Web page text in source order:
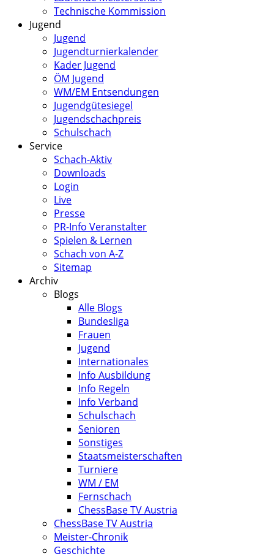
Technische Kommission
Jugend
Jugend
Jugendturnierkalender
Kader Jugend
ÖM Jugend
WM/EM Entsendungen
Jugendgütesiegel
Jugendschachpreis
Schulschach
Service
Schach-Aktiv
Downloads
Login
Live
Presse
PR-Info Veranstalter
Spielen & Lernen
Schach von A-Z
Sitemap
Archiv
Blogs
Alle Blogs
Bundesliga
Frauen
Jugend
Internationales
Info Ausbildung
Info Regeln
Info Verband
Schulschach
Senioren
Sonstiges
Staatsmeisterschaften
Turniere
WM / EM
Fernschach
ChessBase TV Austria
ChessBase TV Austria
Meister-Chronik
Geschichte